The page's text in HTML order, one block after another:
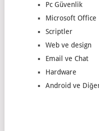
Pc Güvenlik
Microsoft Office
Scriptler
Web ve design
Email ve Chat
Hardware
Android ve